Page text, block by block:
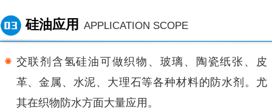
硅油应用 APPLICATION SCOPE
交联剂含氢硅油可做织物、玻璃、陶瓷纸张、皮
革、金属、水泥、大理石等各种材料的防水剂。尤
其在织物防水方面大量应用。